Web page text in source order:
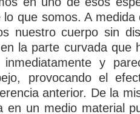
que somos. A medida
nuestro cuerpo sin
la parte curvada que
y
provocando el
anterior. De la
en un medio material